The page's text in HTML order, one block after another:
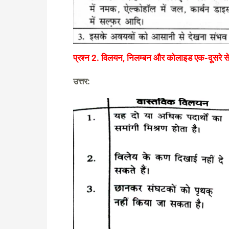
प्रश्न 2. विलयन, निलम्बन और कोलाइड एक-दूसरे से
उत्तर: